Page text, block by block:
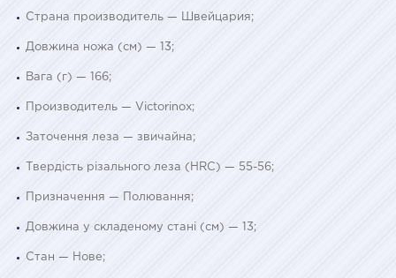
Страна производитель — Швейцария;
Довжина ножа (см) — 13;
Вага (г) — 166;
Производитель — Victorinox;
Заточення леза — звичайна;
Твердість різального леза (HRC) — 55-56;
Призначення — Полювання;
Довжина у складеному стані (см) — 13;
Стан — Нове;